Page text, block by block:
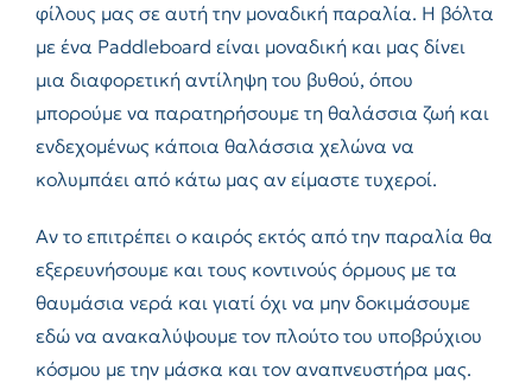
φίλους μας σε αυτή την μοναδική παραλία. Η βόλτα
με ένα Paddleboard είναι μοναδική και μας δίνει
μια διαφορετική αντίληψη του βυθού, όπου
μπορούμε να παρατηρήσουμε τη θαλάσσια ζωή και
ενδεχομένως κάποια θαλάσσια χελώνα να
κολυμπάει από κάτω μας αν είμαστε τυχεροί.
Αν το επιτρέπει ο καιρός εκτός από την παραλία θα
εξερευνήσουμε και τους κοντινούς όρμους με τα
θαυμάσια νερά και γιατί όχι να μην δοκιμάσουμε
εδώ να ανακαλύψουμε τον πλούτο του υποβρύχιου
κόσμου με την μάσκα και τον αναπνευστήρα μας.